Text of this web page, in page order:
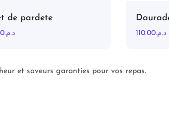
de pardete
د.م. د.م.110.00
et saveurs garanties pour vos repas.